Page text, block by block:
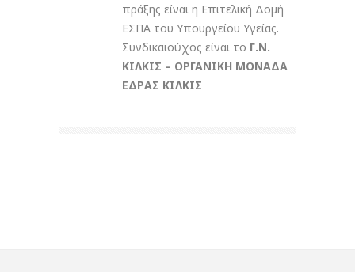
πράξης είναι η Επιτελική Δομή
ΕΣΠΑ του Υπουργείου Υγείας.
Συνδικαιούχος είναι το Γ.Ν.
ΚΙΛΚΙΣ – ΟΡΓΑΝΙΚΗ ΜΟΝΑΔΑ
ΕΔΡΑΣ ΚΙΛΚΙΣ